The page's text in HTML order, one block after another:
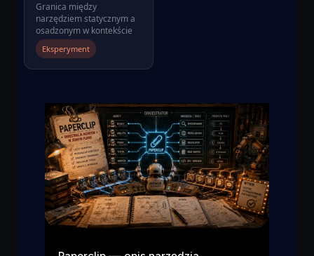
Granica między
narzędziem statycznym a
osadzonym w kontekście
Eksperyment
Czegoszukasz?
Powiedz czym się zajmujesz — pokażę co warto